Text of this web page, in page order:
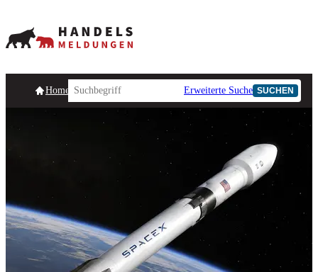
HomepageHandelsmeldungen Ad-Hoc-Meldungen
Erweiterte Suche SUCHEN